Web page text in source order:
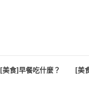
[美食]早餐吃什麼？ [美